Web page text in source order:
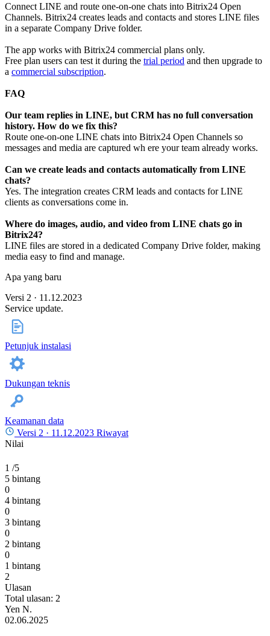
Connect LINE and route one-on-one chats into Bitrix24 Open
Channels. Bitrix24 creates leads and contacts and stores LINE files
in a separate Company Drive folder.
The app works with Bitrix24 commercial plans only.
Free plan users can test it during the trial period and then upgrade to
a commercial subscription.
FAQ
Our team replies in LINE, but CRM has no full conversation
history. How do we fix this?
Route one-on-one LINE chats into Bitrix24 Open Channels so
messages and media are captured wh ere your team already works.
Can we create leads and contacts automatically from LINE
chats?
Yes. The integration creates CRM leads and contacts for LINE
clients as conversations come in.
Where do images, audio, and video from LINE chats go in
Bitrix24?
LINE files are stored in a dedicated Company Drive folder, making
media easy to find and manage.
Apa yang baru
Versi 2 · 11.12.2023
Service update.
Petunjuk instalasi
Dukungan teknis
Keamanan data
Versi 2 · 11.12.2023 Riwayat
Nilai
1 /5
5 bintang
0
4 bintang
0
3 bintang
0
2 bintang
0
1 bintang
2
Ulasan
Total ulasan: 2
Yen N.
02.06.2025